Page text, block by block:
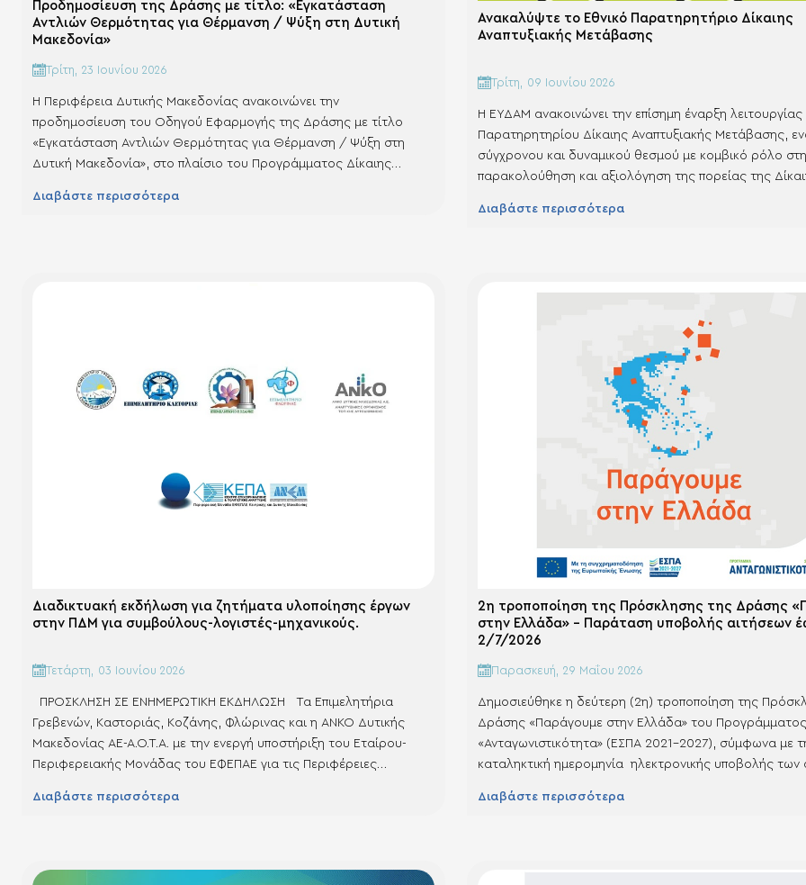
Προδημοσίευση της Δράσης με τίτλο: «Εγκατάσταση
Αντλιών Θερμότητας για Θέρμανση / Ψύξη στη Δυτική
Μακεδονία»
Τρίτη, 23 Ιουνίου 2026
H Περιφέρεια Δυτικής Μακεδονίας ανακοινώνει την
προδημοσίευση του Οδηγού Εφαρμογής της Δράσης με τίτλο
«Εγκατάσταση Αντλιών Θερμότητας για Θέρμανση / Ψύξη στη
Δυτική Μακεδονία», στο πλαίσιο του Προγράμματος Δίκαιης
ενημερωτικό χαρακτήρα και αποσκοπεί στην έγκαιρη προετοιμασία
Διαβάστε περισσότερα
Ανακαλύψτε το Εθνικό Παρατηρητήριο Δίκαιης
Αναπτυξιακής Μετάβασης
Τρίτη, 09 Ιουνίου 2026
Η ΕΥΔΑΜ ανακοινώνει την επίσημη έναρξη λειτουργίας
Παρατηρητηρίου Δίκαιης Αναπτυξιακής Μετάβασης,
σύγχρονου και δυναμικού θεσμού με κομβικό ρόλο
παρακολούθηση και αξιολόγηση της πορείας της
Αναπτυξιακής Μετάβασης ανάπτυξε και εφαρμόζει το
Διαβάστε περισσότερα
Διαδικτυακή εκδήλωση για ζητήματα υλοποίησης έργων
στην ΠΔΜ για συμβούλους-λογιστές-μηχανικούς.
Τετάρτη, 03 Ιουνίου 2026
ΠΡΟΣΚΛΗΣΗ ΣΕ ΕΝΗΜΕΡΩΤΙΚH ΕKΔΗΛΩΣΗ Τα Επιμελητήρια
Γρεβενών, Καστοριάς, Κοζάνης, Φλώρινας και η ΑΝΚΟ Δυτικής
Μακεδονίας ΑΕ-Α.Ο.Τ.Α. με την ενεργή υποστήριξη του Εταίρου-
Περιφερειακής Μονάδας του ΕΦΕΠΑΕ για τις Περιφέρειες
προσκαλούν στη Διαδικτυακή Ενημερωτική Εκδήλωση που
Μακεδονίας,…
Διαβάστε περισσότερα
2η τροποποίηση της Πρόσκλησης της Δράσης
στην Ελλάδα» – Παράταση υποβολής αιτήσεων
2/7/2026
Παρασκευή, 29 Μαΐου 2026
Δημοσιεύθηκε η δεύτερη (2η) τροποποίηση της
Δράσης «Παράγουμε στην Ελλάδα» του Προγράμματος
«Ανταγωνιστικότητα» (ΕΣΠΑ 2021-2027), σύμφωνα με
καταληκτική ημερομηνία ηλεκτρονικής υποβολής των
Κρατικών Ενισχύσεων (ΟΠΣΚΕ) παρατείνεται και
Διαβάστε περισσότερα